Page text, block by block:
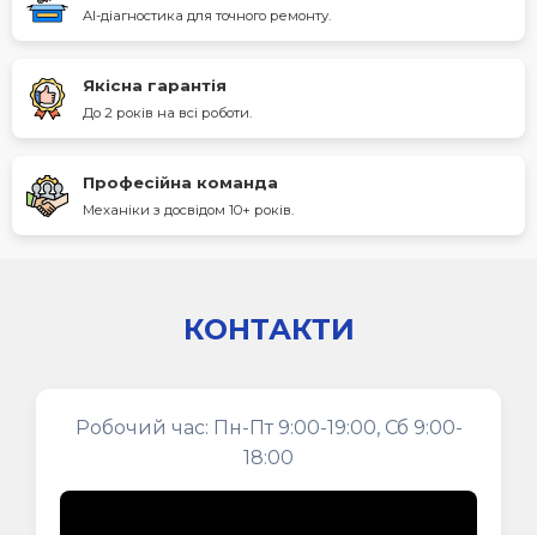
AI-діагностика для точного ремонту.
Якісна гарантія
До 2 років на всі роботи.
Професійна команда
Механіки з досвідом 10+ років.
КОНТАКТИ
Робочий час: Пн-Пт 9:00-19:00, Сб 9:00-
18:00